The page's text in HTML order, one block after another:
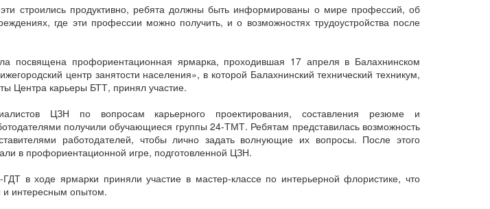
строились продуктивно, ребята должны быть информированы о мире профессий, об
где эти профессии можно получить, и о возможностях трудоустройства после
посвящена профориентационная ярмарка, проходившая 17 апреля в Балахнинском
центр занятости населения», в которой Балахнинский технический техникум,
Центра карьеры БТТ, принял участие.
ЦЗН по вопросам карьерного проектирования, составления резюме и
получили обучающиеся группы 24-ТМТ. Ребятам представилась возможность
работодателей, чтобы лично задать волнующие их вопросы. После этого
в профориентационной игре, подготовленной ЦЗН.
в ходе ярмарки приняли участие в мастер-классе по интерьерной флористике, что
интересным опытом.